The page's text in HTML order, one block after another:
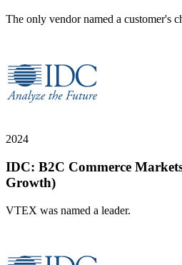
The only vendor named a customer's
2024
IDC: B2C Commerce
Growth)
VTEX was named a leader.